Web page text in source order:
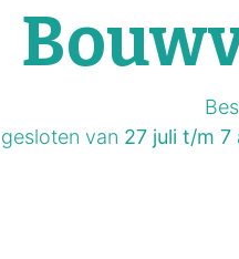
van 27 juli t/m 7